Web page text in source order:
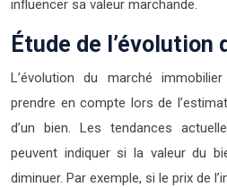
influencer sa valeur marchande.
Étude de l’évolution
L’évolution du marché
prendre en compte lors de
d’un bien. Les tendances
peuvent indiquer si la valeur du
diminuer. Par exemple, si le prix de